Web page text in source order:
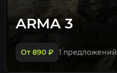
ARMA 3
От 890 ₽ 1 предложений